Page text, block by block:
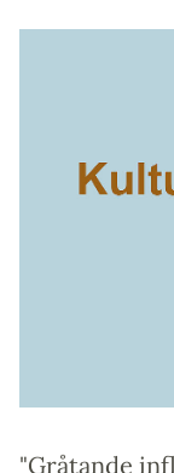
"Gråtande